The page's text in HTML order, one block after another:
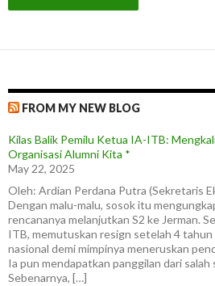
FROM MY NEW BLOG
Kilas Balik Pemilu Ketua IA-ITB:
Organisasi Alumni Kita *
May 22, 2025
Oleh: Ardian Perdana Putra (Sekretaris
Dengan malu-malu, sosok itu
rencananya melanjutkan S2 ke Jerman.
ITB, memutuskan resign setelah 4
nasional demi mimpinya meneruskan
Ia pun mendapatkan panggilan dari salah
Sebenarnya, […]